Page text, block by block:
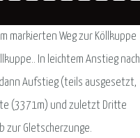
markierten Weg zur Köllkuppe
In leichtem Anstieg nach
Aufstieg (teils ausgesetzt,
(3371m) und zuletzt Dritte
zur Gletscherzunge.